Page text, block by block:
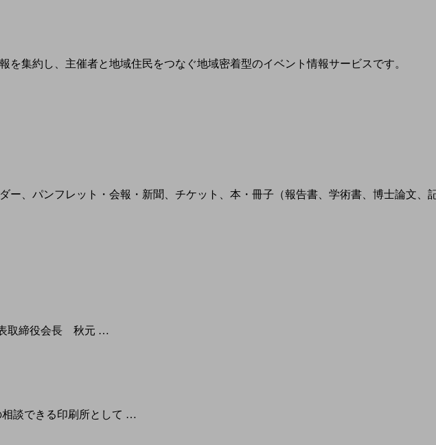
を集約し、主催者と地域住民をつなぐ地域密着型のイベント情報サービスです。
ー、パンフレット・会報・新聞、チケット、本・冊子（報告書、学術書、博士論文
表取締役会長 秋元 …
相談できる印刷所として …